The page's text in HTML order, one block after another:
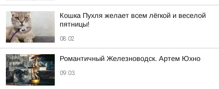
Кошка Пухля желает всем лёгкой и веселой
пятницы!
08:02
Романтичный Железноводск. Артем Юхно
09:03